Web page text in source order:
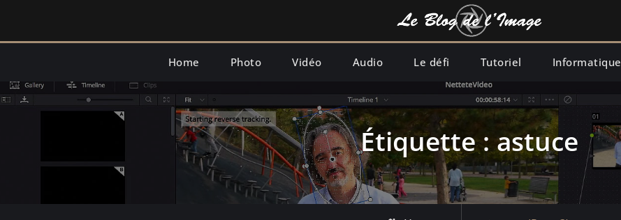
content
Home Photo Vidéo Audio Le défi Tutoriel Informatique
Étiquette :astuce